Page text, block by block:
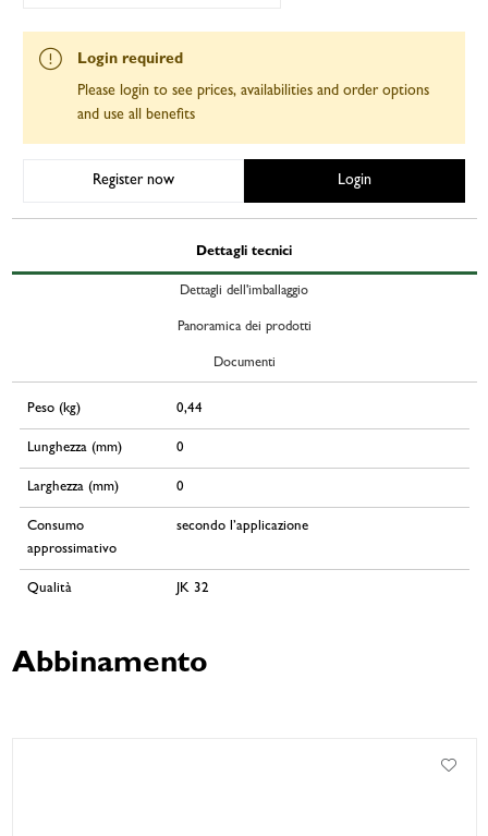
Login required
Please login to see prices, availabilities and order options
and use all benefits
Register now Login
Dettagli tecnici
Dettagli dell'imballaggio
Panoramica dei prodotti
Documenti
Peso (kg) 0,44
Lunghezza (mm) 0
Larghezza (mm) 0
Consumo
approssimativo
secondo l’applicazione
Qualità JK 32
Abbinamento